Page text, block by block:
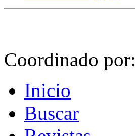
Coordinado por:
Inicio
Buscar